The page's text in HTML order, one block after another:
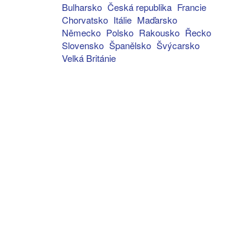
Bulharsko Česká republika Francie
Chorvatsko Itálie Maďarsko
Německo Polsko Rakousko Řecko
Slovensko Španělsko Švýcarsko
Velká Británie